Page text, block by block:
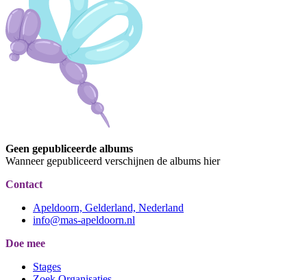
Geen gepubliceerde albums
Wanneer gepubliceerd verschijnen de albums hier
Contact
Apeldoorn, Gelderland, Nederland
info@mas-apeldoorn.nl
Doe mee
Stages